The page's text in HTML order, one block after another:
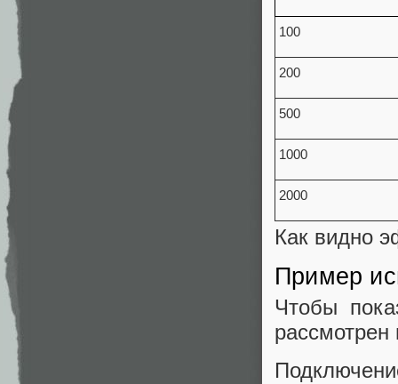
100
200
500
1000
2000
Как видно
Пример
Чтобы